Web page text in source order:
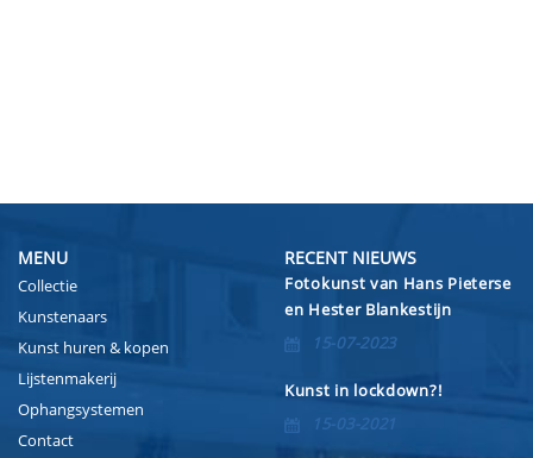
MENU
Collectie
Kunstenaars
Kunst huren & kopen
Lijstenmakerij
Ophangsystemen
Contact
RECENT NIEUWS
Fotokunst van Hans Pieterse
en Hester Blankestijn
15-07-2023
Kunst in lockdown?!
15-03-2021